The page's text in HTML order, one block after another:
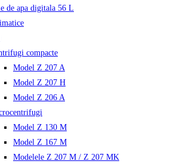
de apa digitala 56 L
compacte
Model Z 207 A
Model Z 207 H
Model Z 206 A
Model Z 130 M
Model Z 167 M
Modelele Z 207 M / Z 207 MK